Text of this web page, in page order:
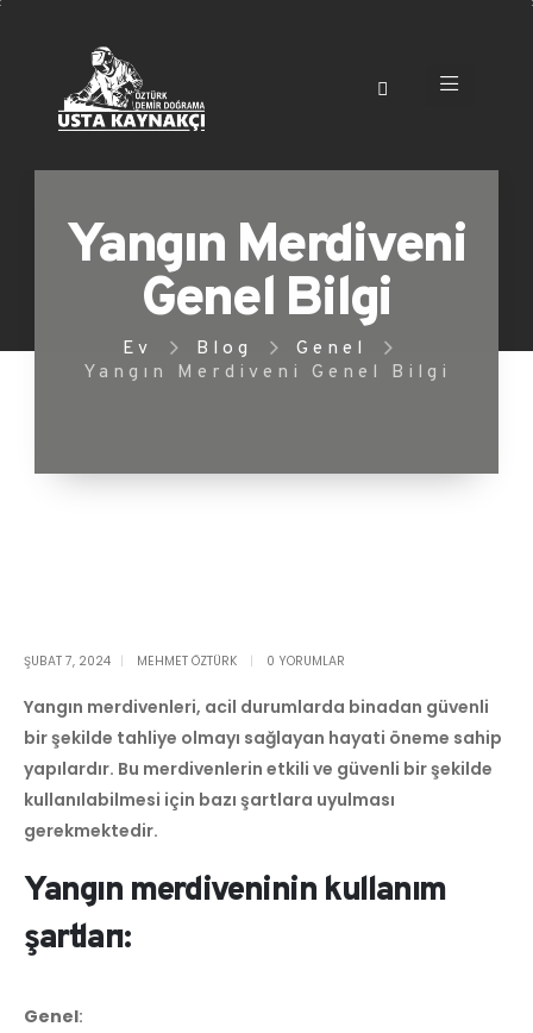
Yangın Merdiveni
Genel Bilgi
Ev Blog
Genel
Yangın Merdiveni Genel Bilgi
ŞUBAT 7, 2024 MEHMET ÖZTÜRK 0 YORUMLAR
Yangın merdivenleri, acil durumlarda binadan güvenli
bir şekilde tahliye olmayı sağlayan hayati öneme sahip
yapılardır. Bu merdivenlerin etkili ve güvenli bir şekilde
kullanılabilmesi için bazı şartlara uyulması
gerekmektedir.
Yangın merdiveninin kullanım
şartları:
Genel: